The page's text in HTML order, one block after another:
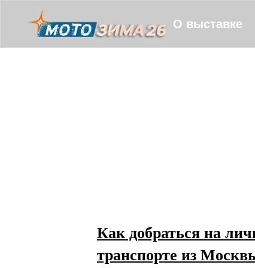
О выставке
Как добраться на
транспорте из